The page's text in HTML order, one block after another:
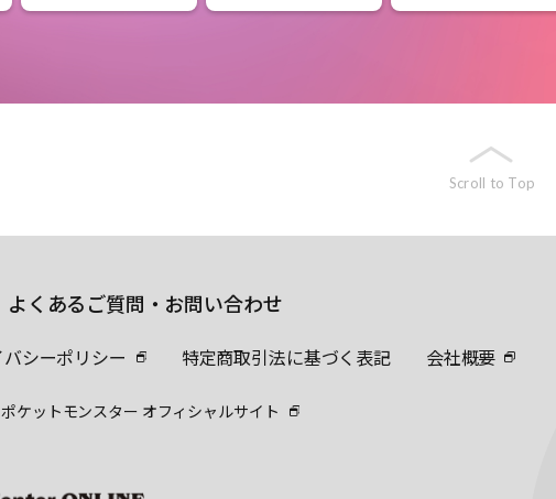
Scroll to Top
よくあるご質問・お問い合わせ
シーポリシー 特定商取引法に基づく表記 会社概要
ポケットモンスター オフィシャルサイト